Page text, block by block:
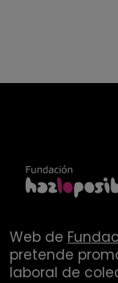
Web de
pretende
laboral de